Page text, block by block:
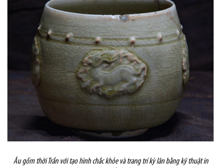
Âu gốm thời Trần với tạo hình chắc khỏe và trang trí kỳ lân bằng kỹ thuật in